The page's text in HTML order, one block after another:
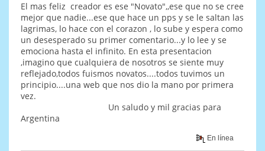
El mas feliz creador es ese "Novato",,ese que no se cree
mejor que nadie...ese que hace un pps y se le saltan las
lagrimas, lo hace con el corazon , lo sube y espera como
un desesperado su primer comentario...y lo lee y se
emociona hasta el infinito. En esta presentacion
,imagino que cualquiera de nosotros se siente muy
reflejado,todos fuismos novatos....todos tuvimos un
principio....una web que nos dio la mano por primera
vez.
Un saludo y mil gracias para
Argentina
En línea